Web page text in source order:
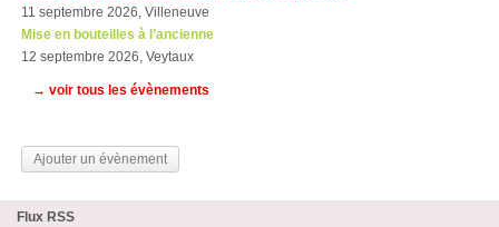
11 septembre 2026, Villeneuve
Mise en bouteilles à l’ancienne
12 septembre 2026, Veytaux
→ voir tous les évènements
Ajouter un évènement
Flux RSS